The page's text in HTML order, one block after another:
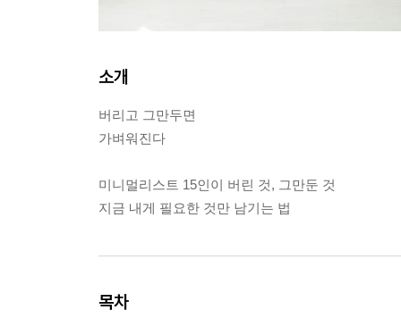
소개
버리고 그만두면
가벼워진다
미니멀리스트 15인이 버린 것, 그만둔 것
지금 내게 필요한 것만 남기는 법
목차